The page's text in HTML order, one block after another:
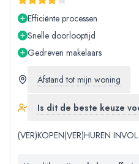
Efficiënte processen
Snelle doorlooptijd
Gedreven makelaars
Afstand tot mijn woning
Is dit de beste keuze
(VER)KOPEN(VER)HUREN